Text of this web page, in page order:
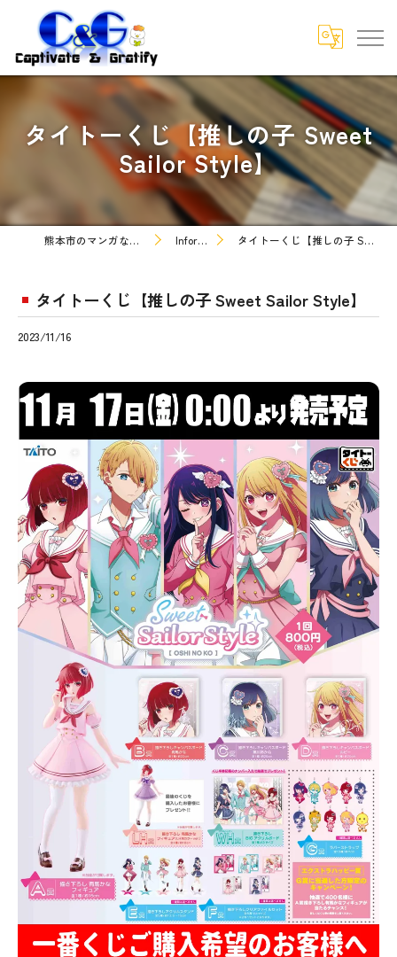
タイトーくじ【推しの子 Sweet
Sailor Style】
熊本市のマンガなら株式会社C&G Information タイトーくじ【推しの子 Sweet Sailor Style】
タイトーくじ【推しの子 Sweet Sailor Style】
2023/11/16